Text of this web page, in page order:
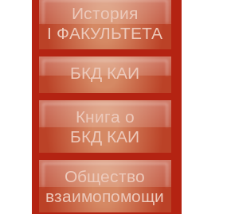
История
I ФАКУЛЬТЕТА
БКД КАИ
Книга о
БКД КАИ
Общество
взаимопомощи